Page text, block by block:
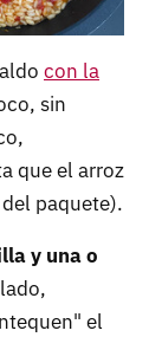
con la
sin
que el arroz
paquete).
y una o
el